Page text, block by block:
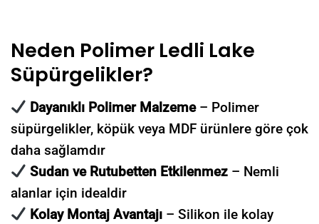
Neden Polimer Ledli Lake
Süpürgelikler?
Dayanıklı Polimer Malzeme – Polimer
süpürgelikler, köpük veya MDF ürünlere göre çok
daha sağlamdır
Sudan ve Rutubetten Etkilenmez– Nemli
alanlar için idealdir
Kolay Montaj Avantajı– Silikon ile kolay